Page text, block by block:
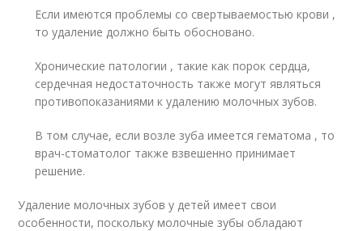
Если имеются проблемы со свертываемостью крови ,
то удаление должно быть обосновано.
Хронические патологии , такие как порок сердца,
сердечная недостаточность также могут являться
противопоказаниями к удалению молочных зубов.
В том случае, если возле зуба имеется гематома , то
врач-стоматолог также взвешенно принимает
решение.
Удаление молочных зубов у детей имеет свои
особенности, поскольку молочные зубы обладают